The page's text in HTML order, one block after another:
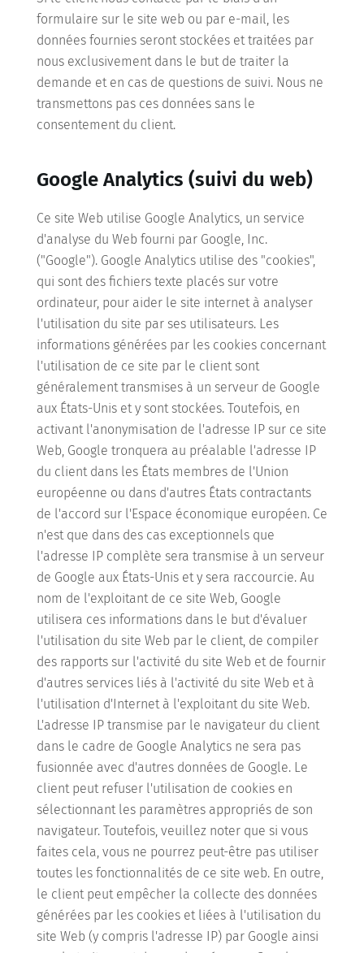
formulaire sur le site web ou par e-mail, les
données fournies seront stockées et traitées par
nous exclusivement dans le but de traiter la
demande et en cas de questions de suivi. Nous ne
transmettons pas ces données sans le
consentement du client.
Google Analytics (suivi du web)
Ce site Web utilise Google Analytics, un service
d'analyse du Web fourni par Google, Inc.
("Google"). Google Analytics utilise des "cookies",
qui sont des fichiers texte placés sur votre
ordinateur, pour aider le site internet à analyser
l'utilisation du site par ses utilisateurs. Les
informations générées par les cookies concernant
l'utilisation de ce site par le client sont
généralement transmises à un serveur de Google
aux États-Unis et y sont stockées. Toutefois, en
activant l'anonymisation de l'adresse IP sur ce site
Web, Google tronquera au préalable l'adresse IP
du client dans les États membres de l'Union
européenne ou dans d'autres États contractants
de l'accord sur l'Espace économique européen. Ce
n'est que dans des cas exceptionnels que
l'adresse IP complète sera transmise à un serveur
de Google aux États-Unis et y sera raccourcie. Au
nom de l'exploitant de ce site Web, Google
utilisera ces informations dans le but d'évaluer
l'utilisation du site Web par le client, de compiler
des rapports sur l'activité du site Web et de fournir
d'autres services liés à l'activité du site Web et à
l'utilisation d'Internet à l'exploitant du site Web.
L'adresse IP transmise par le navigateur du client
dans le cadre de Google Analytics ne sera pas
fusionnée avec d'autres données de Google. Le
client peut refuser l'utilisation de cookies en
sélectionnant les paramètres appropriés de son
navigateur. Toutefois, veuillez noter que si vous
faites cela, vous ne pourrez peut-être pas utiliser
toutes les fonctionnalités de ce site web. En outre,
le client peut empêcher la collecte des données
générées par les cookies et liées à l'utilisation du
site Web (y compris l'adresse IP) par Google ainsi